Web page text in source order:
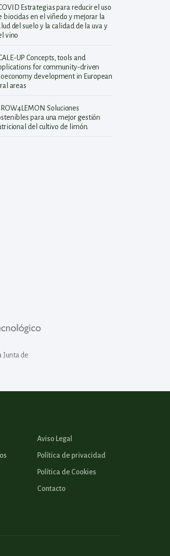
Estrategias para reducir el uso
biocidas en el viñedo y mejorar la
del suelo y la calidad de la uva y
vino
UP Concepts, tools and
for community-driven
development in European
areas
Soluciones
para una mejor gestión
del cultivo de limón.
Junta de
Aviso Legal
Política de privacidad
Política de Cookies
Contacto